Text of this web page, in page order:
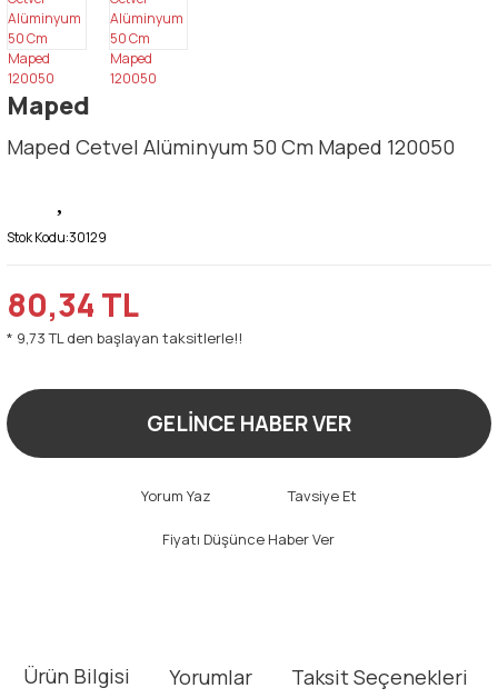
Maped
Maped Cetvel Alüminyum 50 Cm Maped 120050
Stok Kodu:30129
80,34 TL
* 9,73 TL den başlayan taksitlerle!!
GELİNCE HABER VER
Yorum Yaz Tavsiye Et
Fiyatı Düşünce Haber Ver
Ürün Bilgisi Yorumlar Taksit Seçenekleri